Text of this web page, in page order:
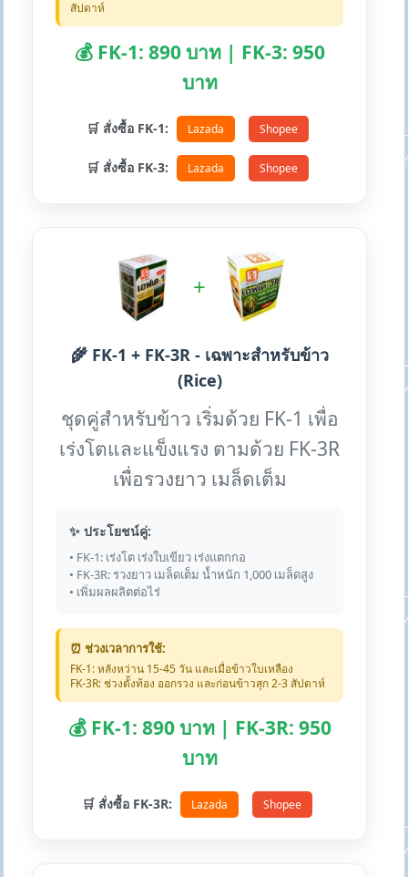
สัปดาห์
💰 FK-1: 890 บาท | FK-3: 950
บาท
🛒 สั่งซื้อ FK-1: Lazada Shopee
🛒 สั่งซื้อ FK-3: Lazada Shopee
+
🌾 FK-1 + FK-3R - เฉพาะสำหรับข้าว
(Rice)
ชุดคู่สำหรับข้าว เริ่มด้วย FK-1 เพื่อ
เร่งโตและแข็งแรง ตามด้วย FK-3R
เพื่อรวงยาว เมล็ดเต็ม
✨ ประโยชน์คู่:
• FK-1: เร่งโต เร่งใบเขียว เร่งแตกกอ
• FK-3R: รวงยาว เมล็ดเต็ม น้ำหนัก 1,000 เมล็ดสูง
• เพิ่มผลผลิตต่อไร่
⏰ ช่วงเวลาการใช้:
FK-1: หลังหว่าน 15-45 วัน และเมื่อข้าวใบเหลือง
FK-3R: ช่วงตั้งท้อง ออกรวง และก่อนข้าวสุก 2-3 สัปดาห์
💰 FK-1: 890 บาท | FK-3R: 950
บาท
🛒 สั่งซื้อ FK-3R: Lazada Shopee